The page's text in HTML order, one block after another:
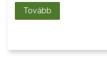
HASZNOS
Tovább